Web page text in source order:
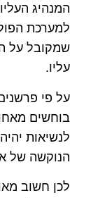
המנהיג
למערכת
שמקובל על
עליו.
על פי
בוחשים
לנשיאות
הנוקשה של
לכן חשוב